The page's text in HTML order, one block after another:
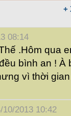
+
08:14
.Hôm qua
bình an ! À
vì thời
2013 10:42